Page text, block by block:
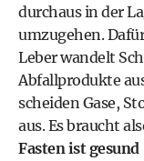
durchaus in der
umzugehen.
Leber wandelt
Abfallprodukte
scheiden Gase,
aus. Es braucht
Fasten ist gesund